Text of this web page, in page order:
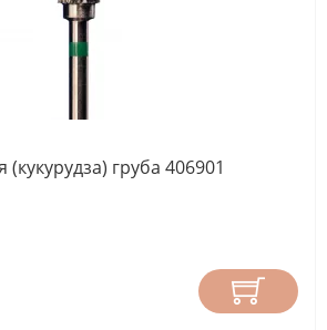
(кукурудза) груба 406901